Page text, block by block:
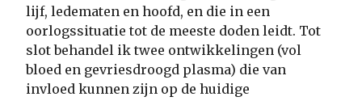
lijf, ledematen en hoofd, en die in een
oorlogssituatie tot de meeste doden leidt. Tot
slot behandel ik twee ontwikkelingen (vol
bloed en gevriesdroogd plasma) die van
invloed kunnen zijn op de huidige